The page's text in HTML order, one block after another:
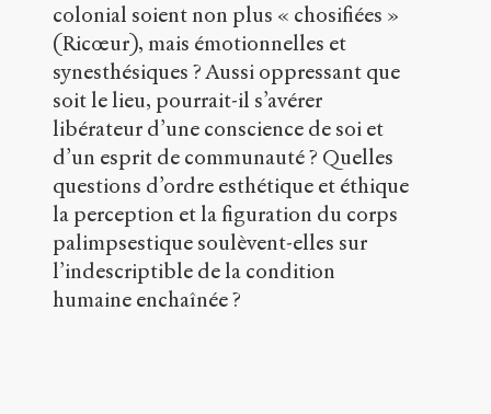
colonial soient non plus « chosifiées »
(Ricœur), mais émotionnelles et
synesthésiques ? Aussi oppressant que
soit le lieu, pourrait-il s’avérer
libérateur d’une conscience de soi et
d’un esprit de communauté ? Quelles
questions d’ordre esthétique et éthique
la perception et la figuration du corps
palimpsestique soulèvent-elles sur
l’indescriptible de la condition
humaine enchaînée ?